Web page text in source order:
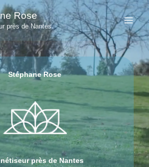
Rose
près de Nantes
Stéphane Rose
près de Nantes